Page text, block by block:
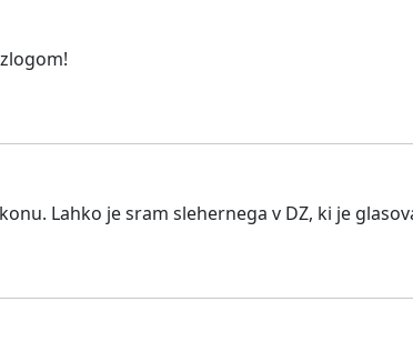
Lahko je sram slehernega v DZ, ki je